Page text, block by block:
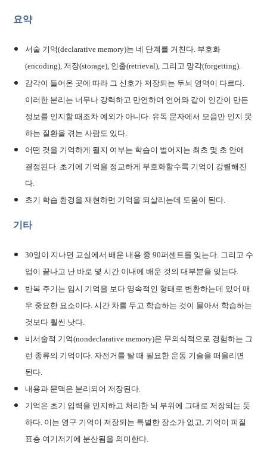
요약
서술 기억(declarative memory)는 네 단계를 거친다. 부호화
(encoding), 저장(storage), 인출(retrieval), 그리고 망각(forgetting).
감각이 들어온 곳에 따라 그 신호가 저장되는 두뇌 영역이 다르다.
이러한 분리는 너무나 강력하고 만연하여 언어와 같이 인간이 만든
정보를 인지할 때조차 예외가 아니다. 유독 문자에서 모음만 인지 못
하는 질환을 겪는 사람도 있다.
어떤 것을 기억하게 될지 여부는 학습이 벌어지는 최초 몇 초 안에
결정된다. 초기에 기억을 정교하게 부호화할수록 기억이 강렬해진
다.
초기 학습 환경을 재현하면 기억을 되살리는데 도움이 된다.
기타
30일이 지나면 교실에서 배운 내용 중 90퍼센트를 잊는다. 그리고 수
업이 끝나고 난 바로 몇 시간 이내에 배운 것의 대부분을 잊는다.
반복 주기는 임시 기억을 보다 영속적인 형태로 변환하는데 있어 매
우 중요한 요소이다. 시간 차를 두고 학습하는 것이 몰아서 학습하는
것보다 훨씬 낫다.
비서술적 기억(nondeclarative memory)은 무의식적으로 경험하는 그
런 종류의 기억이다. 자전거를 탈 때 필요한 운동 기술을 떠올리면
된다.
내용과 문맥은 분리되어 저장된다.
기억은 초기 입력을 인지하고 처리한 뇌 부위에 그대로 저장되는 듯
하다. 이는 영구 기억이 저장되는 특별한 장소가 없고, 기억이 피질
표층 여기저기에 분산됨을 의미한다.